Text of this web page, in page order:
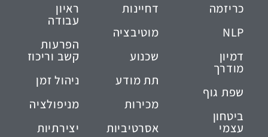
כריזמה
NLP
דמיון
מודרך
שפת גוף
ביטחון
עצמי
דחיינות
מוטיבציה
שכנוע
תת מודע
מכירות
אסרטיביות
ראיון
עבודה
הפרעות
קשב וריכוז
ניהול זמן
מניפולציה
יצירתיות